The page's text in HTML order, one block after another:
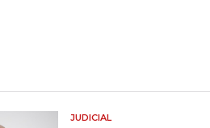
JUDICIAL